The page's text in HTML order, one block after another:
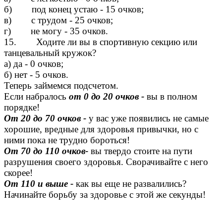
б) под конец устаю - 15 очков;
в) с трудом - 25 очков;
г) не могу - 35 очков.
15. Ходите ли вы в спортивную секцию или
танцевальный кружок?
а) да - 0 очков;
б) нет - 5 очков.
Теперь займемся подсчетом.
Если набралось от 0 до 20 очков - вы в полном
порядке!
От 20 до 70 очков - у вас уже появились не самые
хорошие, вредные для здоровья привычки, но с
ними пока не трудно бороться!
От 70 до 110 очков- вы твердо стоите на пути
разрушения своего здоровья. Сворачивайте с него
скорее!
От 110 и выше - как вы еще не развалились?
Начинайте борьбу за здоровье с этой же секунды!